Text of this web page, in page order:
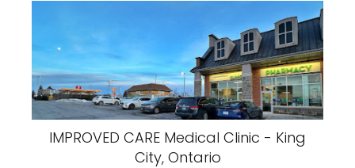
IMPROVED CARE Medical Clinic - King
City, Ontario